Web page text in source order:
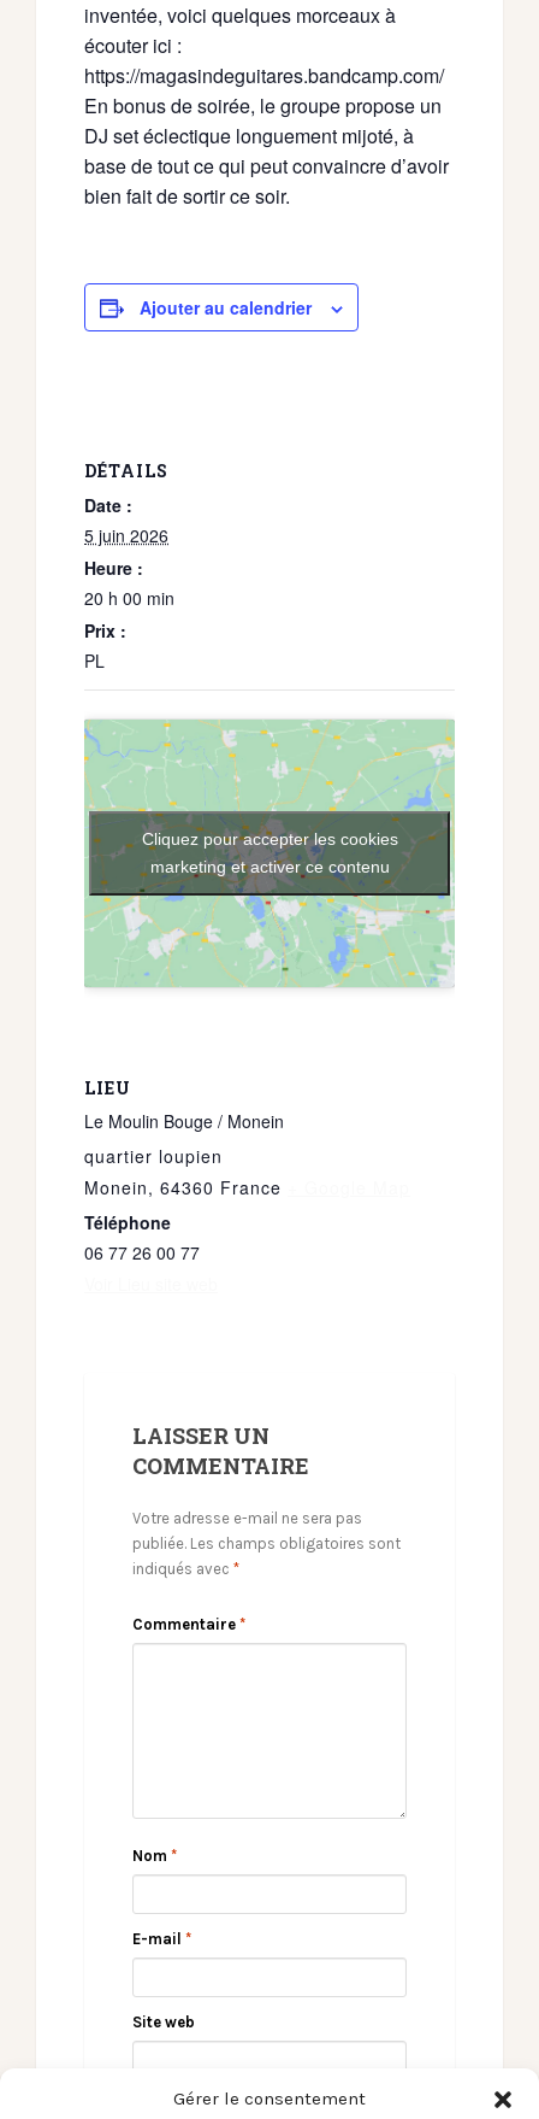
Gérer le consentement
inventée, voici quelques morceaux à
écouter ici :
https://magasindeguitares.bandcamp.com/
En bonus de soirée, le groupe propose un
DJ set éclectique longuement mijoté, à
base de tout ce qui peut convaincre d’avoir
bien fait de sortir ce soir.
Ajouter au calendrier
DÉTAILS
Date :
5 juin 2026
Heure :
20 h 00 min
Prix :
PL
LIEU
Le Moulin Bouge / Monein
quartier loupien
Monein, 64360 France
Téléphone
06 77 26 00 77
Cliquez pour accepter les cookies
marketing et activer ce contenu
LAISSER UN
COMMENTAIRE
Votre adresse e-mail ne sera pas
publiée. Les champs obligatoires sont
indiqués avec *
Commentaire *
Nom *
E-mail *
Site web